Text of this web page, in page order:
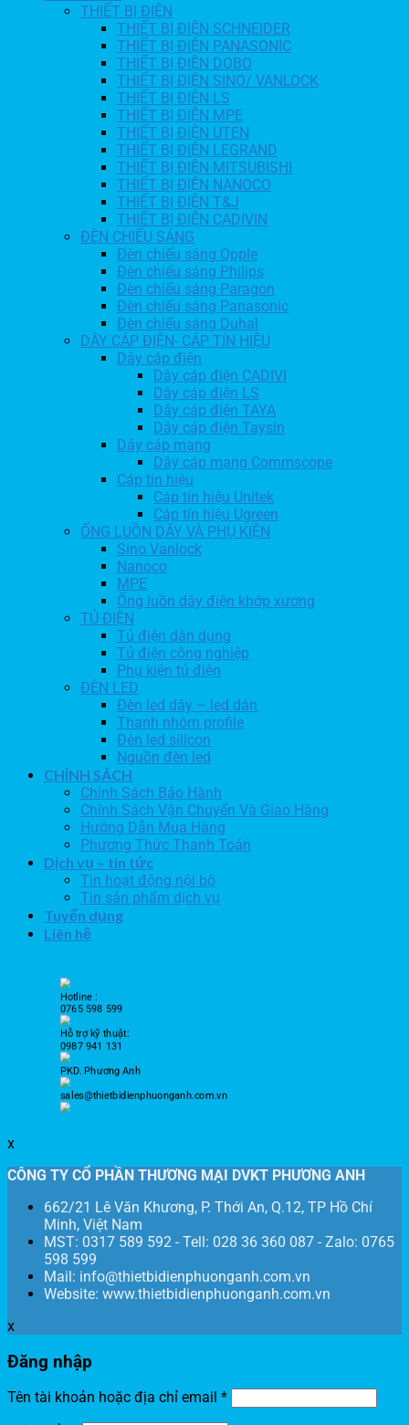
THIẾT BỊ ĐIỆN
THIẾT BỊ ĐIỆN SCHNEIDER
THIẾT BỊ ĐIỆN PANASONIC
THIẾT BỊ ĐIỆN DOBO
THIẾT BỊ ĐIỆN SINO/ VANLOCK
THIẾT BỊ ĐIỆN LS
THIẾT BỊ ĐIỆN MPE
THIẾT BỊ ĐIỆN UTEN
THIẾT BỊ ĐIỆN LEGRAND
THIẾT BỊ ĐIỆN MITSUBISHI
THIẾT BỊ ĐIỆN NANOCO
THIẾT BỊ ĐIỆN T&J
THIẾT BỊ ĐIỆN CADIVIN
ĐÈN CHIẾU SÁNG
Đèn chiếu sáng Opple
Đèn chiếu sáng Philips
Đèn chiếu sáng Paragon
Đèn chiếu sáng Panasonic
Đèn chiếu sáng Duhal
DÂY CÁP ĐIỆN- CÁP TÍN HIỆU
Dây cáp điện
Dây cáp điện CADIVI
Dây cáp điện LS
Dây cáp điện TAYA
Dây cáp điện Taysin
Dây cáp mạng
Dây cáp mạng Commscope
Cáp tín hiệu
Cáp tín hiệu Unitek
Cáp tín hiệu Ugreen
ỐNG LUỒN DÂY VÀ PHỤ KIỆN
Sino Vanlock
Nanoco
MPE
Ống luồn dây điện khớp xương
TỦ ĐIỆN
Tủ điện dân dụng
Tủ điện công nghiệp
Phụ kiện tủ điện
ĐÈN LED
Đèn led dây – led dán
Thanh nhôm profile
Đèn led silicon
Nguồn đèn led
CHÍNH SÁCH
Chính Sách Bảo Hành
Chính Sách Vận Chuyển Và Giao Hàng
Hướng Dẫn Mua Hàng
Phương Thức Thanh Toán
Dịch vụ – tin tức
Tin hoạt động nội bộ
Tin sản phẩm dịch vụ
Tuyển dụng
Liên hệ
Hotline :
0765 598 599
Hỗ trợ kỹ thuật:
0987 941 131
PKD. Phương Anh
sales@thietbidienphuonganh.com.vn
x
CÔNG TY CỔ PHẦN THƯƠNG MẠI DVKT PHƯƠNG ANH
662/21 Lê Văn Khương, P. Thới An, Q.12, TP Hồ Chí
Minh, Việt Nam
MST: 0317 589 592 - Tell: 028 36 360 087 - Zalo: 0765
598 599
Mail: info@thietbidienphuonganh.com.vn
Website: www.thietbidienphuonganh.com.vn
x
Đăng nhập
Tên tài khoản hoặc địa chỉ email *